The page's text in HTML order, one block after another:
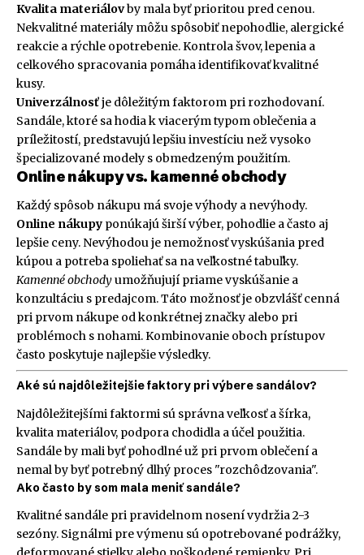
Kvalita materiálovby mala byť prioritou pred cenou.
Nekvalitné materiály môžu spôsobiť nepohodlie, alergické
reakcie a rýchle opotrebenie. Kontrola švov, lepenia a
celkového spracovania pomáha identifikovať kvalitné
kusy.
Univerzálnosťje dôležitým faktorom pri rozhodovaní.
Sandále, ktoré sa hodia k viacerým typom oblečenia a
príležitostí, predstavujú lepšiu investíciu než vysoko
špecializované modely s obmedzeným použitím.
Online nákupy vs. kamenné obchody
Každý spôsob nákupu má svoje výhody a nevýhody.
Online nákupy ponúkajú širší výber, pohodlie a často aj
lepšie ceny. Nevýhodou je nemožnosť vyskúšania pred
kúpou a potreba spoliehať sa na veľkostné tabuľky.
Kamenné obchodyumožňujují priame vyskúšanie a
konzultáciu s predajcom. Táto možnosť je obzvlášť cenná
pri prvom nákupe od konkrétnej značky alebo pri
problémoch s nohami. Kombinovanie oboch prístupov
často poskytuje najlepšie výsledky.
Aké sú najdôležitejšie faktory pri výbere sandálov?
Najdôležitejšími faktormi sú správna veľkosť a šírka,
kvalita materiálov, podpora chodidla a účel použitia.
Sandále by mali byť pohodlné už pri prvom oblečení a
nemal by byť potrebný dlhý proces "rozchôdzovania".
Ako často by som mala meniť sandále?
Kvalitné sandále pri pravidelnom nosení vydržia 2-3
sezóny. Signálmi pre výmenu sú opotrebované podrážky,